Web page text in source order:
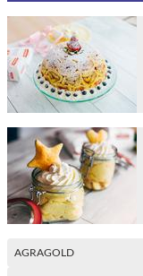
AGRAGOLD